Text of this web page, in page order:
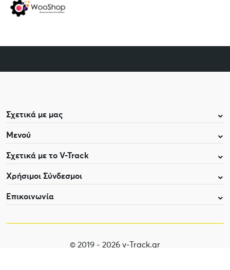
Σχετικά με μας
Μενού
Σχετικά με το V-Track
Χρήσιμοι Σύνδεσμοι
Επικοινωνία
© 2019 - 2026 v-Track.gr